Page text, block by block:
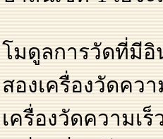
โมดูลการวัดที่มีอิ
สองเครื่องวัดควา
เครื่องวัดความเ